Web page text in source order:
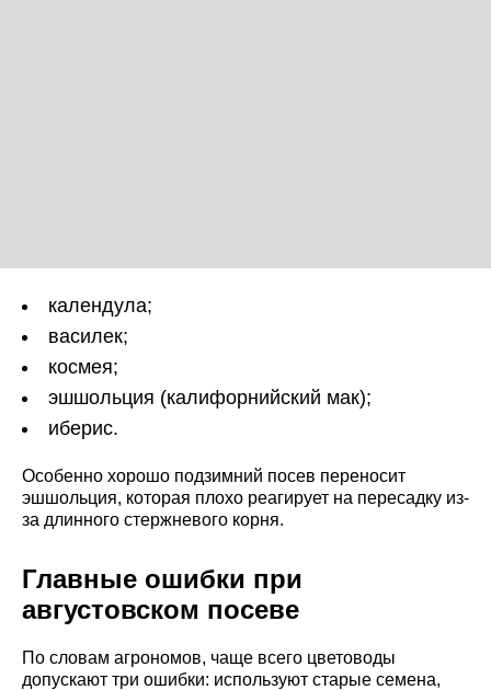
календула;
василек;
космея;
эшшольция (калифорнийский мак);
иберис.
Особенно хорошо подзимний посев переносит
эшшольция, которая плохо реагирует на пересадку из-
за длинного стержневого корня.
Главные ошибки при
августовском посеве
По словам агрономов, чаще всего цветоводы
допускают три ошибки: используют старые семена,